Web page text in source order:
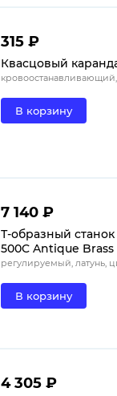
315 ₽
Квасцовый
кровоостанавливающий,
В корзину
7 140 ₽
Т-образный
500C Antique Brass
регулируемый, латунь,
В корзину
4 305 ₽